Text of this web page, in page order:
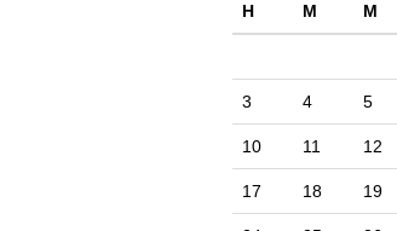
H M M
3 4 5
10 11 12
17 18 19